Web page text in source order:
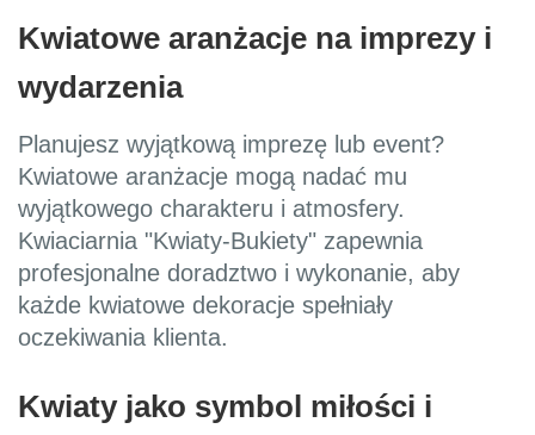
Kwiatowe aranżacje na imprezy i
wydarzenia
Planujesz wyjątkową imprezę lub event?
Kwiatowe aranżacje mogą nadać mu
wyjątkowego charakteru i atmosfery.
Kwiaciarnia "Kwiaty-Bukiety" zapewnia
profesjonalne doradztwo i wykonanie, aby
każde kwiatowe dekoracje spełniały
oczekiwania klienta.
Kwiaty jako symbol miłości i